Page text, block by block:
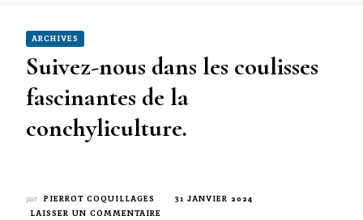
ARCHIVES
Suivez-nous dans les coulisses
fascinantes de la
conchyliculture.
par PIERROT COQUILLAGES
31 JANVIER 2024
LAISSER UN COMMENTAIRE